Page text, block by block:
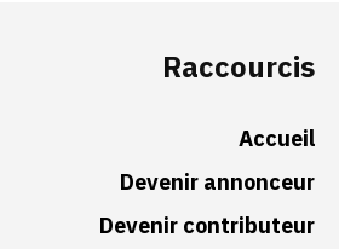
Raccourcis
Accueil
Devenir annonceur
Devenir contributeur